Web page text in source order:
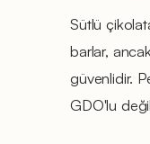
Sütlü
barlar,
güvenlidir.
GDO'lu